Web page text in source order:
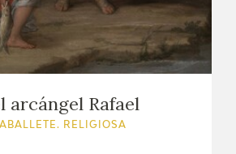
arcángel Rafael
RELIGIOSA